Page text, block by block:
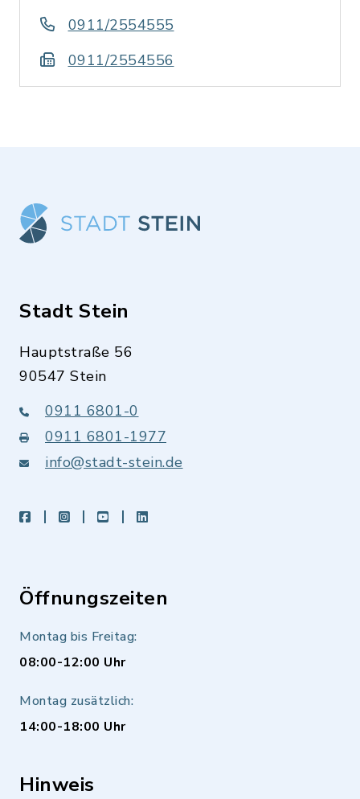
0911/2554555
0911/2554556
Stadt Stein
Hauptstraße 56
90547 Stein
0911 6801-0
0911 6801-1977
info@stadt-stein.de
facebookinstagramyoutubeLinkedIn
Öffnungszeiten
Montag bis Freitag:
08:00-12:00 Uhr
Montag zusätzlich:
14:00-18:00 Uhr
Hinweis